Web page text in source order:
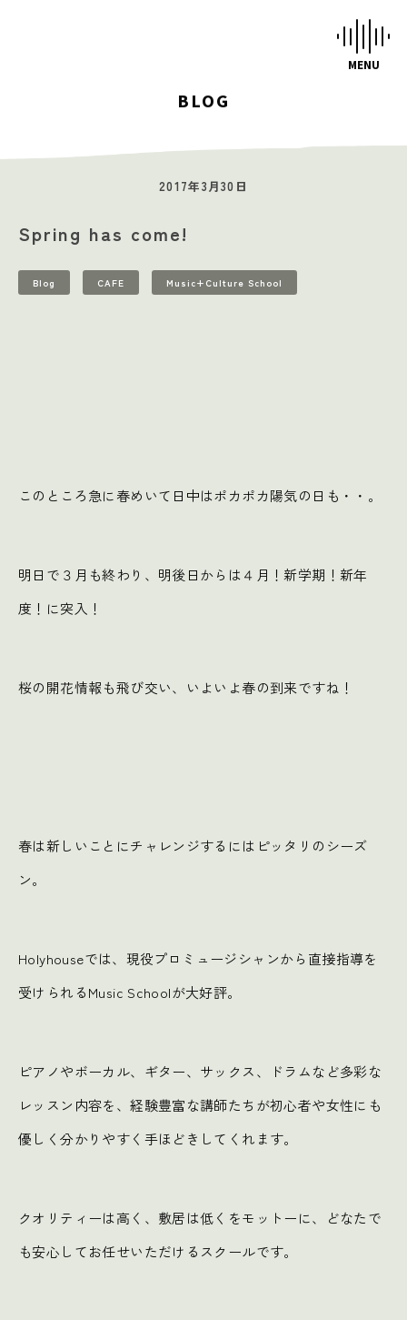
STUDIOS
MUSIC SCHOOL
CAFE-STUDIO
EVENTS
BLOG
2017年3月30日
Spring has come!
Blog CAFE Music+Culture School
このところ急に春めいて日中はポカポカ陽気の日も・・。
明日で３月も終わり、明後日からは４月！新学期！新年
度！に突入！
桜の開花情報も飛び交い、いよいよ春の到来ですね！
春は新しいことにチャレンジするにはピッタリのシーズ
ン。
Holyhouseでは、現役プロミュージシャンから直接指導を
受けられるMusic Schoolが大好評。
ピアノやボーカル、ギター、サックス、ドラムなど多彩な
レッスン内容を、経験豊富な講師たちが初心者や女性にも
優しく分かりやすく手ほどきしてくれます。
クオリティーは高く、敷居は低くをモットーに、どなたで
も安心してお任せいただけるスクールです。